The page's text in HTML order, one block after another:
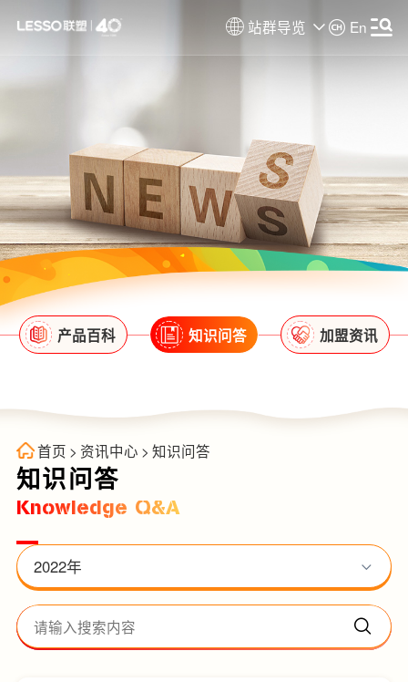
站群导览 En
产品百科 知识问答 加盟资讯
知识问答
Knowledge Q&A
2022年
首页 > 资讯中心 > 知识问答